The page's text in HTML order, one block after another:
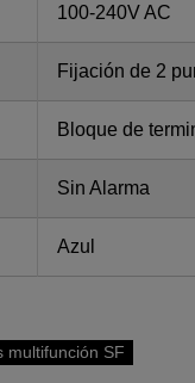
100-240V AC
Fijación de 2
Bloque de
Sin Alarma
Azul
multifunción SF